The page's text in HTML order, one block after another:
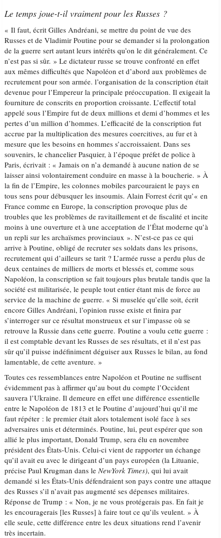
Le temps joue-t-il vraiment pour les Russes ?
« Il faut, écrit Gilles Andréani, se mettre du point de vue des
Russes et de Vladimir Poutine pour se demander si la prolongation
de la guerre sert autant leurs intérêts qu’on le dit généralement. Ce
n’est pas si sûr. » Le dictateur russe se trouve confronté en effet
aux mêmes difficultés que Napoléon et d’abord aux problèmes de
recrutement pour son armée. l’organisation de la conscription était
devenue pour l’Empereur la principale préoccupation. Il exigeait la
fourniture de conscrits en proportion croissante. L’effectif total
appelé sous l’Empire fut de deux millions et demi d’hommes et les
pertes d’un million d’hommes. L’efficacité de la conscription fut
accrue par la multiplication des mesures coercitives, au fur et à
mesure que les besoins en hommes s’accroissaient. Dans ses
souvenirs, le chancelier Pasquier, à l’époque préfet de police à
Paris, écrivait : « Jamais on n’a demandé à aucune nation de se
laisser ainsi volontairement conduire en masse à la boucherie. » À
la fin de l’Empire, les colonnes mobiles parcouraient le pays en
tous sens pour débusquer les insoumis. Alain Forrest écrit qu’« en
France comme en Europe, la conscription provoque plus de
troubles que les problèmes de ravitaillement et de fiscalité et incite
moins à une ouverture et à une acceptation de l’État moderne qu’à
un repli sur les archaïsmes provinciaux ». N’est-ce pas ce qui
arrive à Poutine, obligé de recruter ses soldats dans les prisons,
recrutement qui d’ailleurs se tarit ? L’armée russe a perdu plus de
deux centaines de milliers de morts et blessés et, comme sous
Napoléon, la conscription se fait toujours plus brutale tandis que la
société est militarisée, le peuple tout entier étant mis de force au
service de la machine de guerre. « Si muselée qu’elle soit, écrit
encore Gilles Andréani, l’opinion russe existe et finira par
s’interroger sur ce résultat monstrueux et sur l’impasse où se
retrouve la Russie dans cette guerre. Poutine a voulu cette guerre :
il est comptable devant les Russes de ses résultats, et il n’est pas
sûr qu’il puisse indéfiniment déguiser aux Russes le bilan, au fond
lamentable, de cette aventure. »
Toutes ces ressemblances entre Napoléon et Poutine ne suffisent
évidemment pas à affirmer qu’au bout du compte l’Occident
sauvera l’Ukraine. Il demeure en effet une différence essentielle
entre le Napoléon de 1813 et le Poutine d’aujourd’hui qu’il me
faut répéter : le premier était alors totalement isolé face à ses
adversaires unis et déterminés. Poutine, lui, peut espérer que son
allié le plus important, Donald Trump, sera élu en novembre
président des États-Unis. Celui-ci vient de rapporter un échange
qu’il avait eu avec le dirigeant d’un pays européen (la Lituanie,
précise Paul Krugman dans leNewYork Times), qui lui avait
demandé si les États-Unis défendraient son pays contre une attaque
des Russes s’il n’avait pas augmenté ses dépenses militaires.
Réponse de Trump : « Non, je ne vous protégerais pas. En fait je
les encouragerais [les Russes] à faire tout ce qu’ils veulent. » À
elle seule, cette différence entre les deux situations rend l’avenir
très incertain.